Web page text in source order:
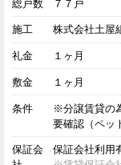
総戸数 ７７戸
施工 株式会社土屋
礼金 １ヶ月
敷金 １ヶ月
条件
※分譲賃貸の
要確認（ペ
保証会
保証会社利用